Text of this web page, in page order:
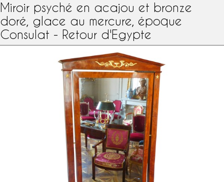
Miroir psyché en acajou et bronze
doré, glace au mercure, époque
Consulat - Retour d'Egypte